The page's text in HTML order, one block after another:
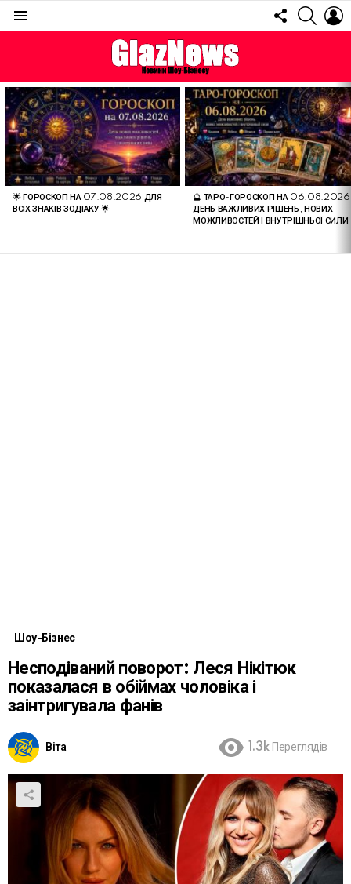
FOLLOW
US
ОСТАННІ
СТАТТІ
🌟 ГОРОСКОП НА 07.08.2026 ДЛЯ
ВСІХ ЗНАКІВ ЗОДІАКУ 🌟
🔮 ТАРО-ГОРОСКОП НА
ДЕНЬ ВАЖЛИВИХ РІШЕНЬ, НОВИХ
МОЖЛИВОСТЕЙ І ВНУТРІШНЬОЇ СИЛИ
Шоу-Бізнес
Несподіваний поворот: Леся Нікітюк
показалася в обіймах чоловіка і
заінтригувала фанів
Віта 1.3k Переглядів